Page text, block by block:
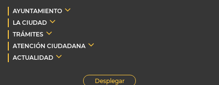
AYUNTAMIENTO
LA CIUDAD
TRÁMITES
ATENCIÓN CIUDADANA
ACTUALIDAD
Desplegar